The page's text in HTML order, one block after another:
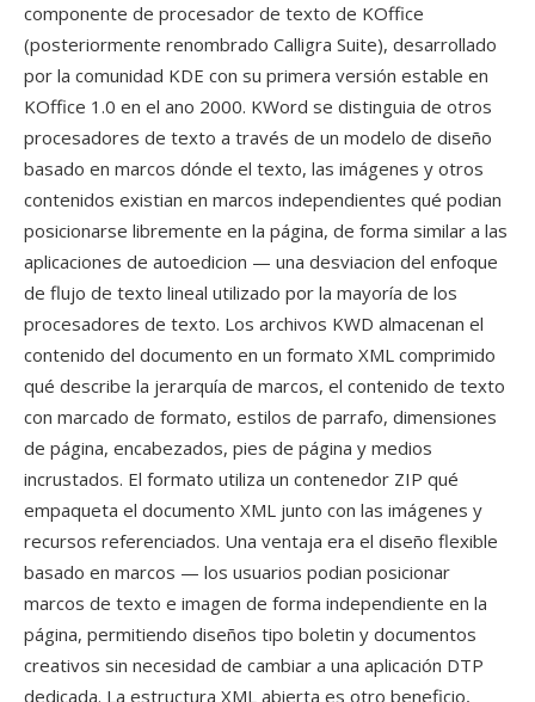
componente de procesador de texto de KOffice
(posteriormente renombrado Calligra Suite), desarrollado
por la comunidad KDE con su primera versión estable en
KOffice 1.0 en el ano 2000. KWord se distinguia de otros
procesadores de texto a través de un modelo de diseño
basado en marcos dónde el texto, las imágenes y otros
contenidos existian en marcos independientes qué podian
posicionarse libremente en la página, de forma similar a las
aplicaciones de autoedicion — una desviacion del enfoque
de flujo de texto lineal utilizado por la mayoría de los
procesadores de texto. Los archivos KWD almacenan el
contenido del documento en un formato XML comprimido
qué describe la jerarquía de marcos, el contenido de texto
con marcado de formato, estilos de parrafo, dimensiones
de página, encabezados, pies de página y medios
incrustados. El formato utiliza un contenedor ZIP qué
empaqueta el documento XML junto con las imágenes y
recursos referenciados. Una ventaja era el diseño flexible
basado en marcos — los usuarios podian posicionar
marcos de texto e imagen de forma independiente en la
página, permitiendo diseños tipo boletin y documentos
creativos sin necesidad de cambiar a una aplicación DTP
dedicada. La estructura XML abierta es otro beneficio,